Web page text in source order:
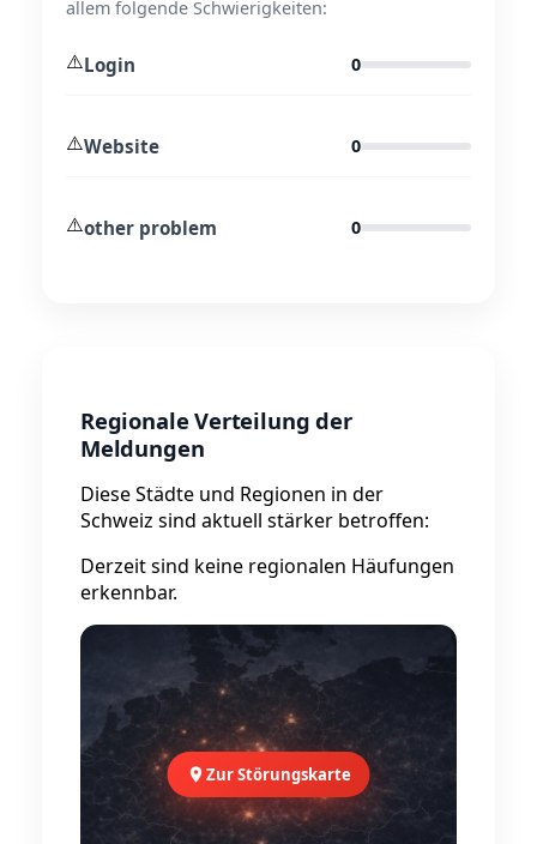
allem folgende Schwierigkeiten:
⚠️Login 0
⚠️Website 0
⚠️other problem 0
Regionale Verteilung der
Meldungen
Diese Städte und Regionen in der
Schweiz sind aktuell stärker betroffen:
Derzeit sind keine regionalen Häufungen
erkennbar.
Zur Störungskarte